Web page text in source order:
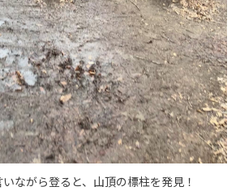
いながら登ると、山頂の標柱を発見！